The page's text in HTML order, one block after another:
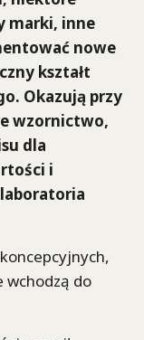
marki, inne
nowe
kształt
Okazują przy
wzornictwo,
dla
i
wchodzą do